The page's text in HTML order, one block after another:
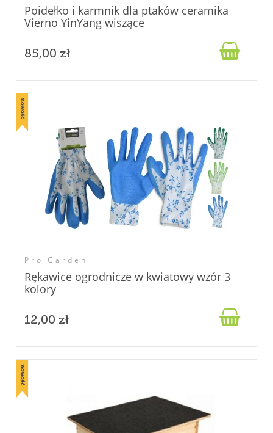
Poidełko i karmnik dla ptaków ceramika
Vierno YinYang wiszące
85,00 zł 
Pro Garden
Rękawice ogrodnicze w kwiatowy wzór 3
kolory
12,00 zł 